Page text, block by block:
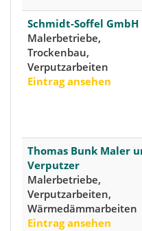
Schmidt-Soffel GmbH
Malerbetriebe,
Trockenbau,
Verputzarbeiten
Eintrag ansehen
Thomas Bunk Maler
Verputzer
Malerbetriebe,
Verputzarbeiten,
Wärmedämmarbeiten
Eintrag ansehen